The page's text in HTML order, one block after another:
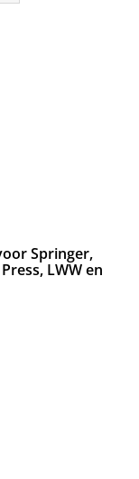
Springer,
LWW en